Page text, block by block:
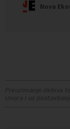
Preuzimanje delova
izvora i uz